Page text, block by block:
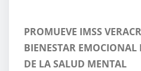
PROMUEVE IMSS
BIENESTAR
DE LA SALUD MENTAL